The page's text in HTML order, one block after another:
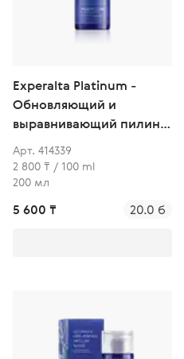
Experalta Platinum -
Обновляющий и
выравнивающий пилинг
для лица
Арт. 414339
2 800 ₸ / 100 ml
200 мл
5 600 ₸ 20.0 б